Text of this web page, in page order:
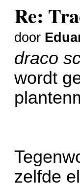
Re:
door
draco
wordt
zelfde